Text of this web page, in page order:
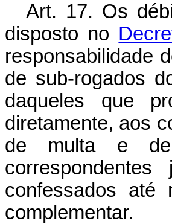
Art. 17. Os
disposto no
responsabilidade
de sub-rogados
daqueles que
diretamente, aos
de multa e de
confessados até
complementar.